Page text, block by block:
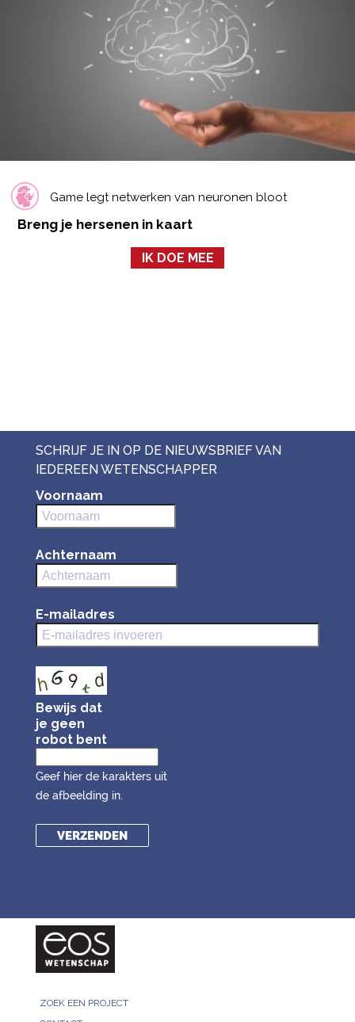
Game legt netwerken van neuronen bloot
Breng je hersenen in kaart
IK DOE MEE
SCHRIJF JE IN OP DE NIEUWSBRIEF VAN
IEDEREEN WETENSCHAPPER
Voornaam
Achternaam
E-mailadres
Bewijs dat
je geen
robot bent
Geef hier de karakters uit
de afbeelding in.
ZOEK EEN PROJECT